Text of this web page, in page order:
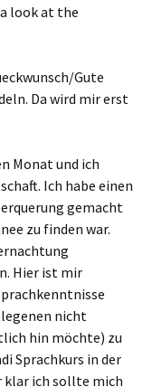
look at the
Gute
Da wird mir erst
Monat und ich
Ich habe einen
gemacht
zu finden war.
Hier ist mir
nicht
hin möchte) zu
Sprachkurs in der
klar ich sollte mich